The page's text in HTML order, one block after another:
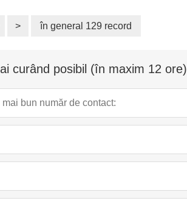
> în general 129 record
curând posibil (în maxim 12 ore)